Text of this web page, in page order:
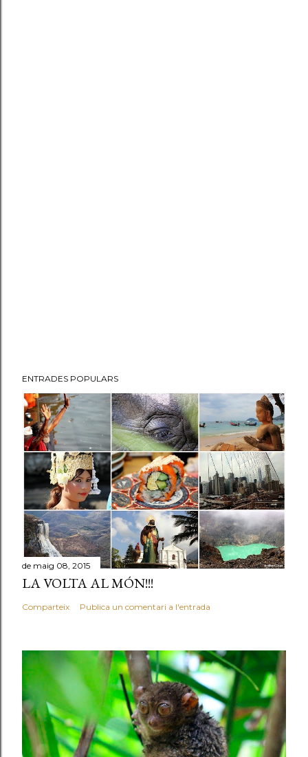
ENTRADES POPULARS
de maig 08, 2015
LA VOLTA AL MÓN!!!
Comparteix Publica un comentari a l'entrada